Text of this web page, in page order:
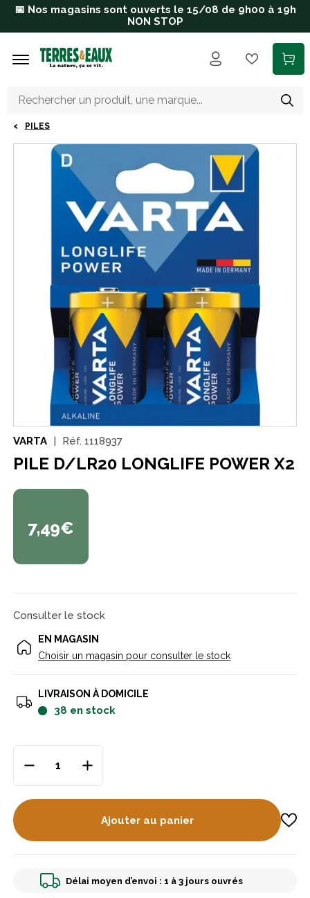
Aller au contenu principal
📅 Nos magasins sont ouverts le 15/08 de 9h00 à 19h
NON STOP
PILES
VARTA Réf. 1118937
PILE D/LR20 LONGLIFE POWER X2
7,49€
Consulter le stock
EN MAGASIN
Choisir un magasin pour consulter le stock
LIVRAISON À DOMICILE
38 en stock
Ajouter au panier
Délai moyen d’envoi : 1 à 3 jours ouvrés